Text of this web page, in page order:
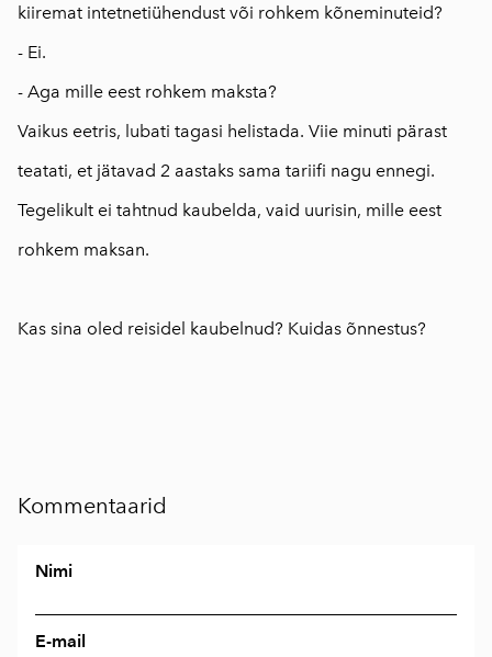
kiiremat intetnetiühendust või rohkem kõneminuteid?
- Ei.
- Aga mille eest rohkem maksta?
Vaikus eetris, lubati tagasi helistada. Viie minuti pärast
teatati, et jätavad 2 aastaks sama tariifi nagu ennegi.
Tegelikult ei tahtnud kaubelda, vaid uurisin, mille eest
rohkem maksan.
Kas sina oled reisidel kaubelnud? Kuidas õnnestus?
Kommentaarid
Nimi
E-mail